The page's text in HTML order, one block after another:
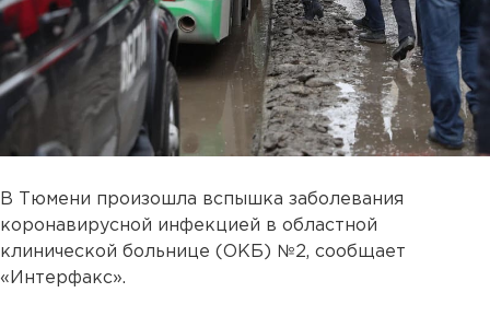
В Тюмени произошла вспышка заболевания
коронавирусной инфекцией в областной
клинической больнице (ОКБ) №2, сообщает
«Интерфакс».